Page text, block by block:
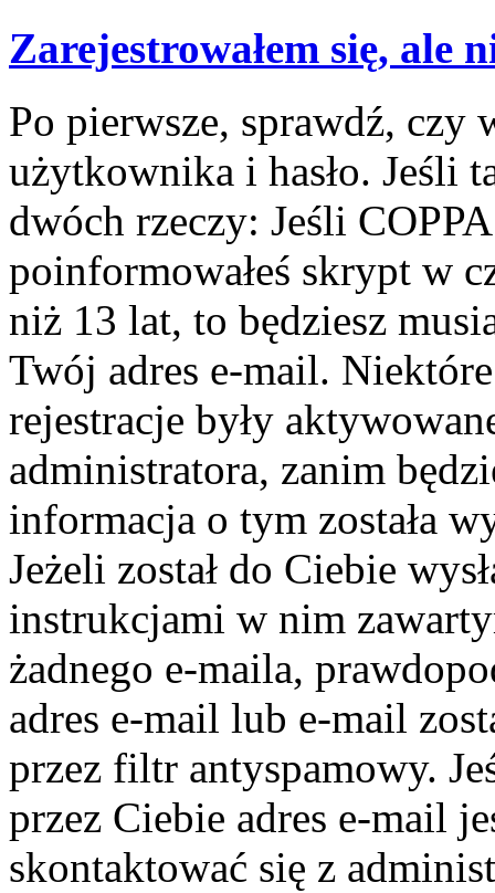
Zarejestrowałem się, ale
Po pierwsze, sprawdź, czy
użytkownika i hasło. Jeśli
dwóch rzeczy: Jeśli
poinformowałeś skrypt w
niż 13 lat, to będziesz
Twój adres e-mail.
rejestracje były
administratora, zanim
informacja o tym została
Jeżeli został do Ciebie
instrukcjami w nim
żadnego e-maila,
adres e-mail lub e-mail
przez filtr antyspamowy.
przez Ciebie adres e-mail
skontaktować się z